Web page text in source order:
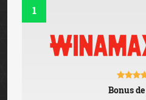
1
Bonus de